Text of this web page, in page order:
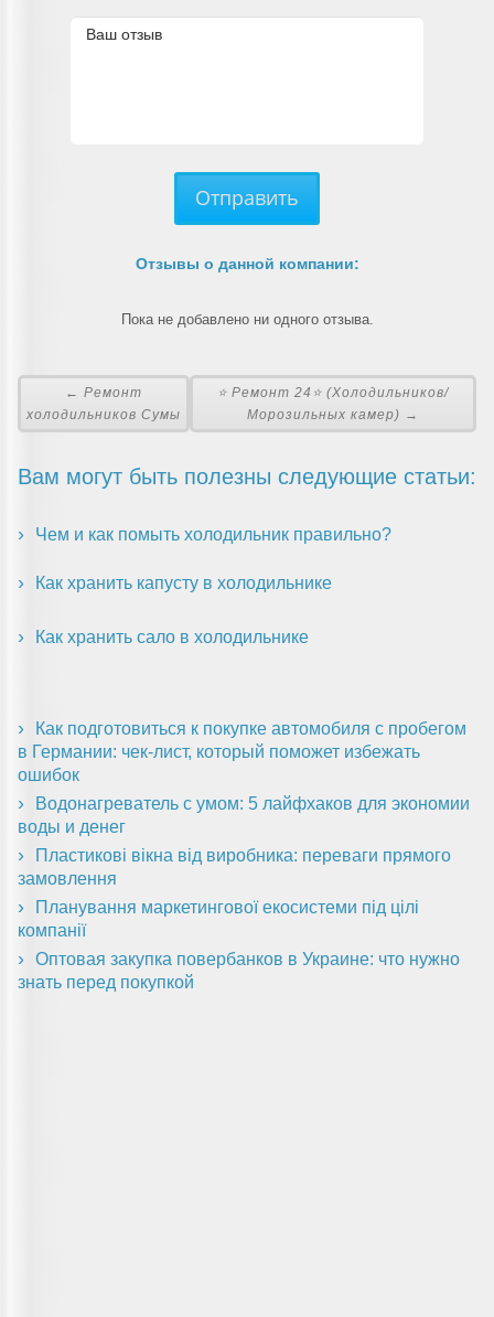
Отправить
Отзывы о данной компании:
Пока не добавлено ни одного отзыва.
← Ремонт
холодильников Сумы
⭐ Ремонт 24⭐ (Холодильников/
Морозильных камер) →
Вам могут быть полезны следующие статьи:
Чем и как помыть холодильник правильно?
Как хранить капусту в холодильнике
Как хранить сало в холодильнике
Как подготовиться к покупке автомобиля с пробегом
в Германии: чек-лист, который поможет избежать
ошибок
Водонагреватель с умом: 5 лайфхаков для экономии
воды и денег
Пластикові вікна від виробника: переваги прямого
замовлення
Планування маркетингової екосистеми під цілі
компанії
Оптовая закупка повербанков в Украине: что нужно
знать перед покупкой